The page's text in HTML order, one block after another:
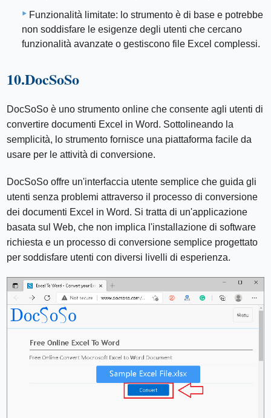
Funzionalità limitate: lo strumento è di base e potrebbe
non soddisfare le esigenze degli utenti che cercano
funzionalità avanzate o gestiscono file Excel complessi.
10.DocSoSo
DocSoSo è uno strumento online che consente agli utenti di
convertire documenti Excel in Word. Sottolineando la
semplicità, lo strumento fornisce una piattaforma facile da
usare per le attività di conversione.
DocSoSo offre un'interfaccia utente semplice che guida gli
utenti senza problemi attraverso il processo di conversione
dei documenti Excel in Word. Si tratta di un'applicazione
basata sul Web, che non implica l'installazione di software
richiesta e un processo di conversione semplice progettato
per soddisfare utenti con diversi livelli di esperienza.